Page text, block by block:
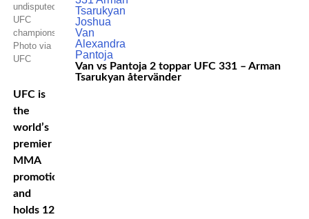
undisputed
UFC
champions.
Photo via
UFC
UFC is
the
world’s
premier
MMA
promotion
and
holds 12
Van vs Pantoja 2 toppar UFC 331 – Arman
Tsarukyan återvänder